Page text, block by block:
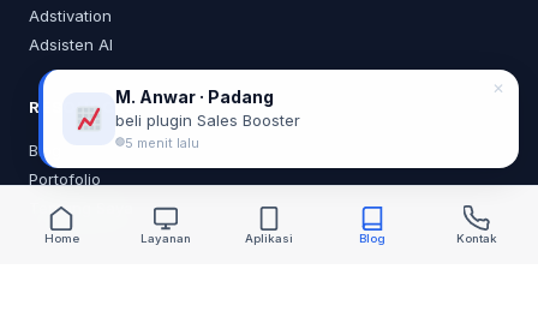
Adstivation
Adsisten AI
RESOURCES
Blog
Portofolio
Tentang Saya
Home Layanan Aplikasi Blog Kontak
M. Anwar · Padang
beli plugin Sales Booster
5 menit lalu
✕